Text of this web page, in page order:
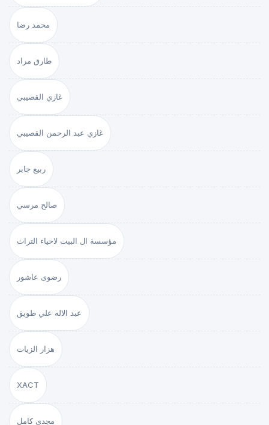
محمد رضا
طارق مراد
غازي القصيبي
غازي عبد الرحمن القصيبي
ربيع جابر
صالح مرسي
مؤسسة ال البيت لاحياء التراث
رضوى عاشور
عبد الاله علي طويق
هزار الزيات
XACT
مجدي كامل